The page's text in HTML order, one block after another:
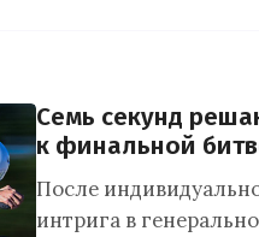
Семь секунд
к финальной
После
интрига в